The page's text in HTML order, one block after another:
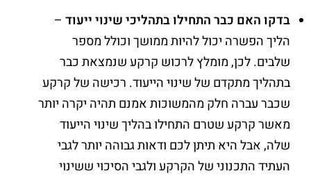
בדקו האם כבר התחילו בתהליכי שינוי ייעוד –
הליך הפשרה יכול להיות ממושך וכולל מספר
שלבים. לכן, מומלץ לרכוש קרקע שנמצאת כבר
בתהליך מתקדם של שינוי הייעוד. רכישה של קרקע
שכבר עברה חלק מהמשוכות אמנם תהיה יקרה יותר
מאשר קרקע שטרם התחילו בהליך שינוי הייעוד
שלה, אבל היא תיתן לכם ודאות גבוהה יותר לגבי
העתיד התכנוני של הקרקע ולגבי הסיכוי ששינוי